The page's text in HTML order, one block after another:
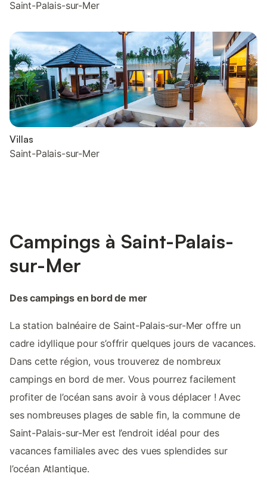
Saint-Palais-sur-Mer
Villas
Saint-Palais-sur-Mer
Campings à Saint-Palais-
sur-Mer
Des campings en bord de mer
La station balnéaire de Saint-Palais-sur-Mer offre un
cadre idyllique pour s’offrir quelques jours de vacances.
Dans cette région, vous trouverez de nombreux
campings en bord de mer. Vous pourrez facilement
profiter de l’océan sans avoir à vous déplacer ! Avec
ses nombreuses plages de sable fin, la commune de
Saint-Palais-sur-Mer est l’endroit idéal pour des
vacances familiales avec des vues splendides sur
l’océan Atlantique.